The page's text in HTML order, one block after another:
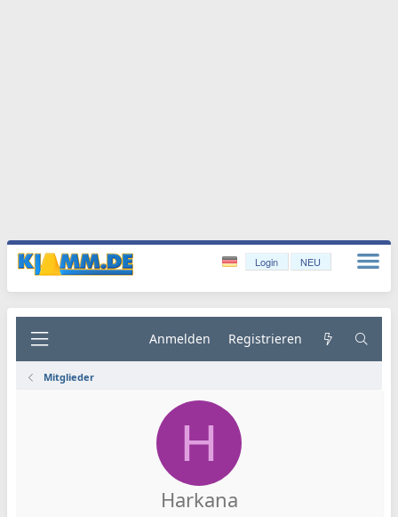
Login NEU
Anmelden Registrieren
Mitglieder
H
Harkana